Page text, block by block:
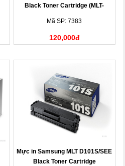
Black Toner Cartridge (MLT-
Mã SP: 7383
120,000đ
Mực in Samsung MLT D101S/SEE
Black Toner Cartridge